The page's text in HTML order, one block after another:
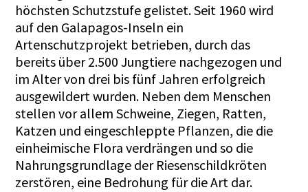
höchsten Schutzstufe gelistet. Seit 1960 wird
auf den Galapagos-Inseln ein
Artenschutzprojekt betrieben, durch das
bereits über 2.500 Jungtiere nachgezogen und
im Alter von drei bis fünf Jahren erfolgreich
ausgewildert wurden. Neben dem Menschen
stellen vor allem Schweine, Ziegen, Ratten,
Katzen und eingeschleppte Pflanzen, die die
einheimische Flora verdrängen und so die
Nahrungsgrundlage der Riesenschildkröten
zerstören, eine Bedrohung für die Art dar.